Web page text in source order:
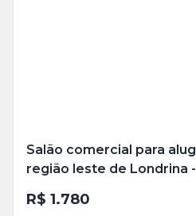
Salão comercial para
região leste de Londrina
R$ 1.780